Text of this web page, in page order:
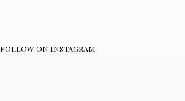
FOLLOW ON INSTAGRAM